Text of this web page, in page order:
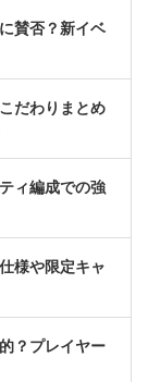
賛否？新イベ
だわりまとめ
ィ編成での強
様や限定キャ
？プレイヤー